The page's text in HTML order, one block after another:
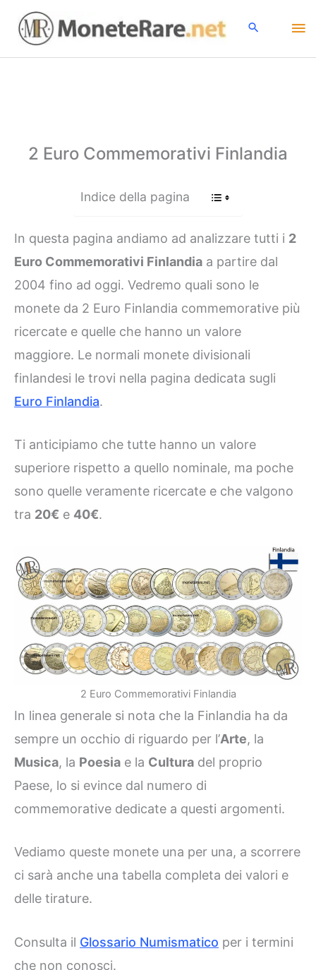
contenuto
2 Euro Commemorativi Finlandia
Indice della pagina
In questa pagina andiamo ad analizzare tutti i 2
Euro Commemorativi Finlandia a partire dal
2004 fino ad oggi. Vedremo quali sono le
monete da 2 Euro Finlandia commemorative più
ricercate e quelle che hanno un valore
maggiore. Le normali monete divisionali
finlandesi le trovi nella pagina dedicata sugli
Euro Finlandia.
Ti anticipiamo che tutte hanno un valore
superiore rispetto a quello nominale, ma poche
sono quelle veramente ricercate e che valgono
tra 20€ e 40€.
2 Euro Commemorativi Finlandia
In linea generale si nota che la Finlandia ha da
sempre un occhio di riguardo per l’Arte, la
Musica, la Poesia e la Cultura del proprio
Paese, lo si evince dal numero di
commemorative dedicate a questi argomenti.
Vediamo queste monete una per una, a scorrere
ci sarà anche una tabella completa dei valori e
delle tirature.
Consulta il Glossario Numismatico per i termini
che non conosci.